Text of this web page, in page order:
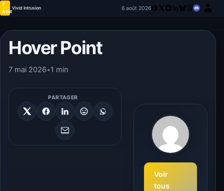
7
Août
Vivid Intrusion 6 août 2026
Hover Point
7 mai 2026•1 min
PARTAGER
Voir
tous